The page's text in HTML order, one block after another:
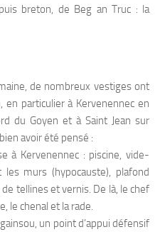
breton, de Beg an Truc : la
de nombreux vestiges ont
particulier à Kervenennec en
du Goyen et à Saint Jean sur
avoir été pensé :
à Kervenennec : piscine, vide-
murs (hypocauste), plafond
tellines et vernis. De là, le chef
le chenal et la rade.
un point d’appui défensif